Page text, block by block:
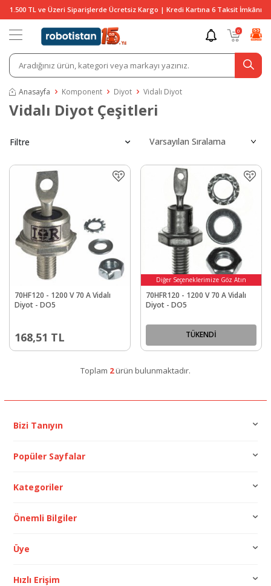
1.500 TL ve Üzeri Siparişlerde Ücretsiz Kargo | Kredi Kartına 6 Taksit İmkânı
0
Anasayfa Komponent Diyot Vidalı Diyot
Vidalı Diyot Çeşitleri
Filtre
70HF120 - 1200 V 70 A Vidalı
Diyot - DO5
168,51 TL
Diğer Seçeneklerimize Göz Atın
70HFR120 - 1200 V 70 A Vidalı
Diyot - DO5
TÜKENDİ
Toplam 2ürün bulunmaktadır.
Bizi Tanıyın
Popüler Sayfalar
Kategoriler
Önemli Bilgiler
Üye
Hızlı Erişim